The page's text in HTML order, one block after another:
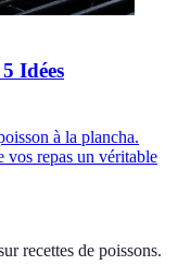
Idées
à la plancha.
vos repas un véritable
recettes de poissons.